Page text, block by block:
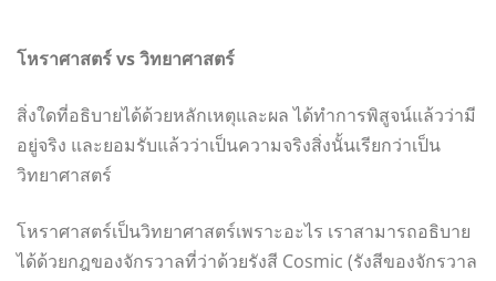
โหราศาสตร์ vs วิทยาศาสตร์
สิ่งใดที่อธิบายได้ด้วยหลักเหตุและผล ได้ทำการพิสูจน์แล้วว่ามี
อยู่จริง และยอมรับแล้วว่าเป็นความจริงสิ่งนั้นเรียกว่าเป็น
วิทยาศาสตร์
โหราศาสตร์เป็นวิทยาศาสตร์เพราะอะไร เราสามารถอธิบาย
ได้ด้วยกฎของจักรวาลที่ว่าด้วยรังสี Cosmic (รังสีของจักรวาล